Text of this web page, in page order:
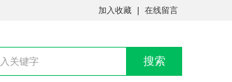
加入收藏 在线留言